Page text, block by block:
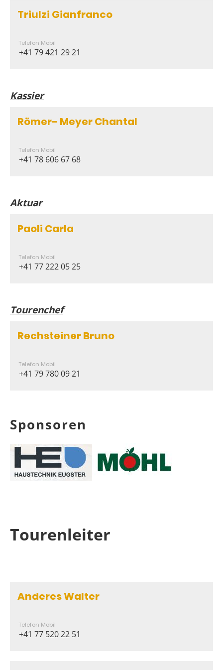
Triulzi Gianfranco
Telefon Mobil
+41 79 421 29 21
Kassier
Römer- Meyer Chantal
Telefon Mobil
+41 78 606 67 68
Aktuar
Paoli Carla
Telefon Mobil
+41 77 222 05 25
Tourenchef
Rechsteiner Bruno
Telefon Mobil
+41 79 780 09 21
Sponsoren
Tourenleiter
Anderes Walter
Telefon Mobil
+41 77 520 22 51